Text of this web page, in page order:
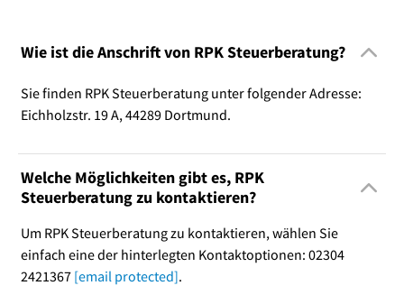
Wie ist die Anschrift von RPK Steuerberatung?
Sie finden RPK Steuerberatung unter folgender Adresse:
Eichholzstr. 19 A, 44289 Dortmund.
Welche Möglichkeiten gibt es, RPK
Steuerberatung zu kontaktieren?
Um RPK Steuerberatung zu kontaktieren, wählen Sie
einfach eine der hinterlegten Kontaktoptionen: 02304
2421367 [email protected].